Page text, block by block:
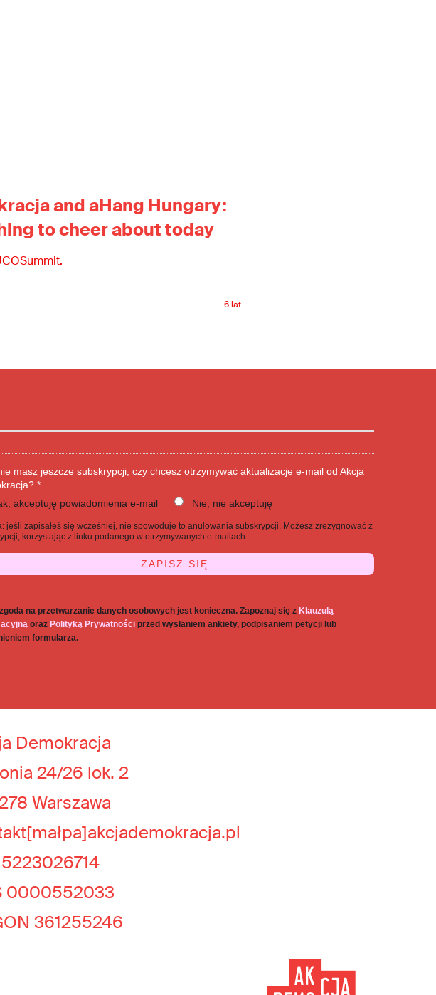
and aHang Hungary:
to cheer about today
6 lat
masz jeszcze subskrypcji, czy chcesz otrzymywać aktualizacje e-mail od Akcja
*
akceptuję powiadomienia e-mail
Nie, nie akceptuję
jeśli zapisałeś się wcześniej, nie spowoduje to anulowania subskrypcji. Możesz zrezygnować z
korzystając z linku podanego w otrzymywanych e-mailach.
na przetwarzanie danych osobowych jest konieczna. Zapoznaj się zKlauzulą
orazPolityką Prywatności przed wysłaniem ankiety, podpisaniem petycji lub
formularza.
Demokracja
24/26 lok. 2
Warszawa
0000552033
361255246